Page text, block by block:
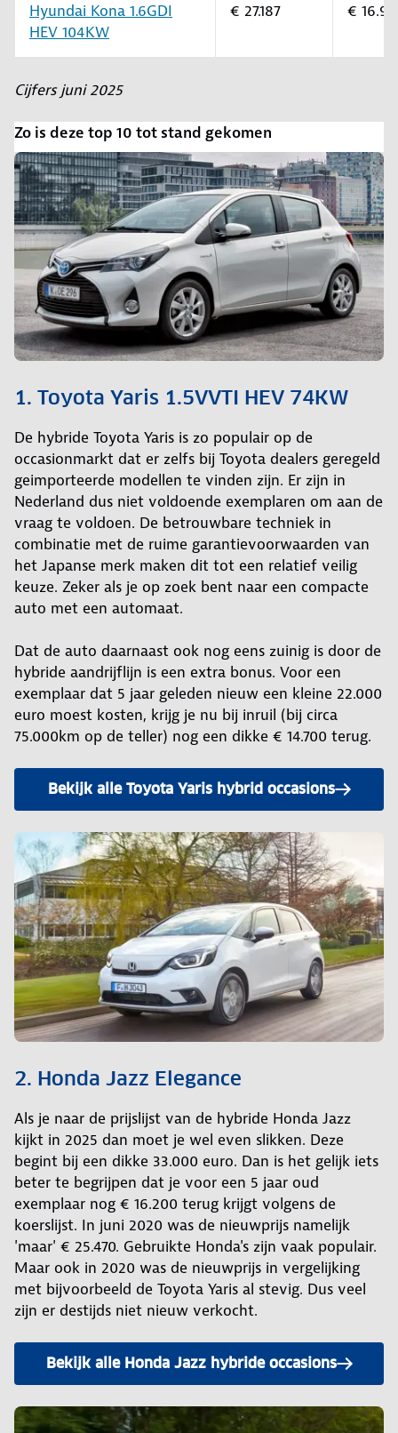
Hyundai Kona 1.6GDI
HEV 104KW
€ 27.187 €
Cijfers juni 2025
Zo is deze top 10 tot stand gekomen
1. Toyota Yaris 1.5VVTI HEV 74KW
De hybride Toyota Yaris is zo populair op de
occasionmarkt dat er zelfs bij Toyota dealers geregeld
geimporteerde modellen te vinden zijn. Er zijn in
Nederland dus niet voldoende exemplaren om aan de
vraag te voldoen. De betrouwbare techniek in
combinatie met de ruime garantievoorwaarden van
het Japanse merk maken dit tot een relatief veilig
keuze. Zeker als je op zoek bent naar een compacte
auto met een automaat.
Dat de auto daarnaast ook nog eens zuinig is door de
hybride aandrijflijn is een extra bonus. Voor een
exemplaar dat 5 jaar geleden nieuw een kleine 22.000
euro moest kosten, krijg je nu bij inruil (bij circa
75.000km op de teller) nog een dikke € 14.700 terug.
Bekijk alle Toyota Yaris hybrid occasions
2. Honda Jazz Elegance
Als je naar de prijslijst van de hybride Honda Jazz
kijkt in 2025 dan moet je wel even slikken. Deze
begint bij een dikke 33.000 euro. Dan is het gelijk iets
beter te begrijpen dat je voor een 5 jaar oud
exemplaar nog € 16.200 terug krijgt volgens de
koerslijst. In juni 2020 was de nieuwprijs namelijk
'maar' € 25.470. Gebruikte Honda's zijn vaak populair.
Maar ook in 2020 was de nieuwprijs in vergelijking
met bijvoorbeeld de Toyota Yaris al stevig. Dus veel
zijn er destijds niet nieuw verkocht.
Bekijk alle Honda Jazz hybride occasions